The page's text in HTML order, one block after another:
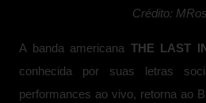
Crédito:
A banda americana THE LAST
conhecida por suas letras
performances ao vivo, retorna ao